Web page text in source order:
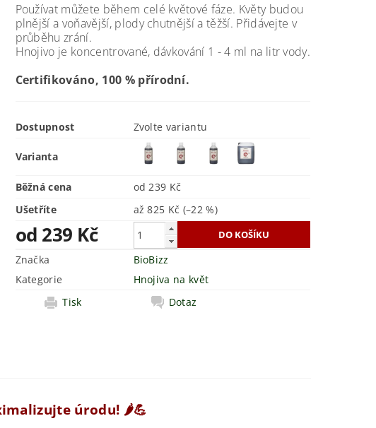
Používat můžete během celé květové fáze. Květy budou
plnější a voňavější, plody chutnější a těžší. Přidávejte v
průběhu zrání.
Hnojivo je koncentrované, dávkování 1 - 4 ml na litr vody.
Certifikováno, 100 % přírodní.
Dostupnost Zvolte variantu
Varianta
Běžná cena
od 239 Kč
Ušetříte
až825 Kč (–22 %)
od 239 Kč
Značka
BioBizz
Kategorie
Hnojiva na květ
Tisk
Dotaz
úrodu! 🌶️💪